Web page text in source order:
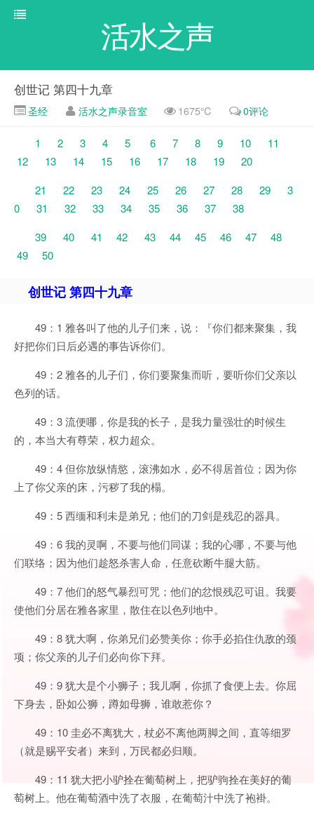
活水之声
创世记 第四十九章
圣经 活水之声录音室 1675℃ 0评论
1 2 3 4 5 6 7 8 9 10
11
12
13 14 15 16 17 18 19
20
21
22 23 24 25 26 27 28 29
3
0
31 32 33 34 35 36 37
38
39
40 41 42 43 44 45 46 47
48
49
50
创世记 第四十九章
49：1 雅各叫了他的儿子们来，说：『你们都来聚集，我
好把你们日后必遇的事告诉你们。
49：2 雅各的儿子们，你们要聚集而听，要听你们父亲以
色列的话。
49：3 流便哪，你是我的长子，是我力量强壮的时候生
的，本当大有尊荣，权力超众。
49：4 但你放纵情慾，滚沸如水，必不得居首位；因为你
上了你父亲的床，污秽了我的榻。
49：5 西缅和利未是弟兄；他们的刀剑是残忍的器具。
49：6 我的灵啊，不要与他们同谋；我的心哪，不要与他
们联络；因为他们趁怒杀害人命，任意砍断牛腿大筋。
49：7 他们的怒气暴烈可咒；他们的忿恨残忍可诅。我要
使他们分居在雅各家里，散住在以色列地中。
49：8 犹大啊，你弟兄们必赞美你；你手必掐住仇敌的颈
项；你父亲的儿子们必向你下拜。
49：9 犹大是个小狮子；我儿啊，你抓了食便上去。你屈
下身去，卧如公狮，蹲如母狮，谁敢惹你？
49：10 圭必不离犹大，杖必不离他两脚之间，直等细罗
（就是赐平安者）来到，万民都必归顺。
49：11 犹大把小驴拴在葡萄树上，把驴驹拴在美好的葡
萄树上。他在葡萄酒中洗了衣服，在葡萄汁中洗了袍褂。